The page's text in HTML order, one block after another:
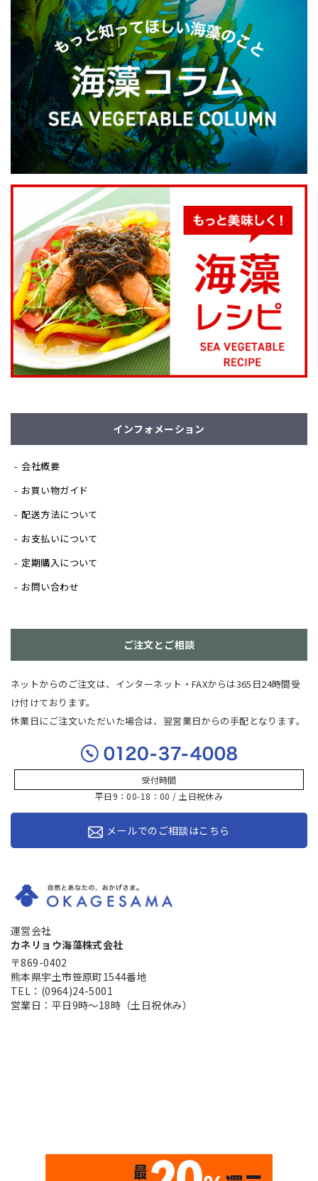
インフォメーション
会社概要
お買い物ガイド
配送方法について
お支払いについて
定期購入について
お問い合わせ
ご注文とご相談
ネットからのご注文は、インターネット・FAXからは365日24時間受
け付けております。
休業日にご注文いただいた場合は、翌営業日からの手配となります。
受付時間
平日9：00-18：00 / 土日祝休み
メールでのご相談はこちら
運営会社
カネリョウ海藻株式会社
〒869-0402
熊本県宇土市笹原町1544番地
TEL：(0964)24-5001
営業日：平日9時～18時（土日祝休み）